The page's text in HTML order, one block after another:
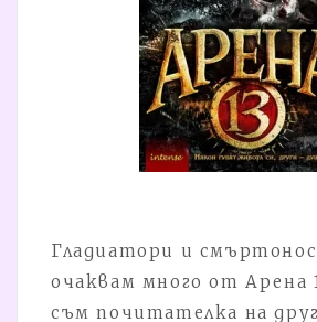
Гладиатори и
очаквам много от Арена
съм почитателка на